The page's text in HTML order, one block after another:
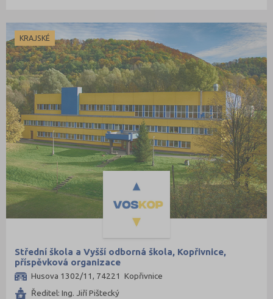
KRAJSKÉ
Střední škola a Vyšší odborná škola, Kopřivnice,
příspěvková organizace
Husova 1302/11, 74221 Kopřivnice
Ředitel: Ing. Jiří Pištecký